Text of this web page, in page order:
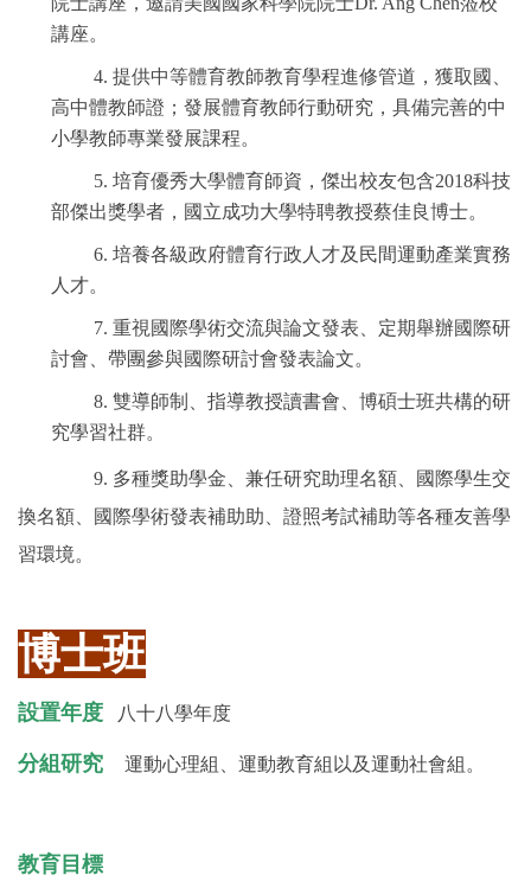
講座。
4. 提供中等體育教師教育學程進修管道，獲取國、
高中體教師證；發展體育教師行動研究，具備完善的中
小學教師專業發展課程。
5. 培育優秀大學體育師資，傑出校友包含2018科技
部傑出獎學者，國立成功大學特聘教授蔡佳良博士。
6. 培養各級政府體育行政人才及民間運動產業實務
人才。
7. 重視國際學術交流與論文發表、定期舉辦國際研
討會、帶團參與國際研討會發表論文。
8. 雙導師制、指導教授讀書會、博碩士班共構的研
究學習社群。
9. 多種獎助學金、兼任研究助理名額、國際學生交
換名額、國際學術發表補助助、證照考試補助等各種友善學
習環境。
博士班
設置年度 八十八學年度
分組研究 運動心理組、運動教育組以及運動社會組。
教育目標